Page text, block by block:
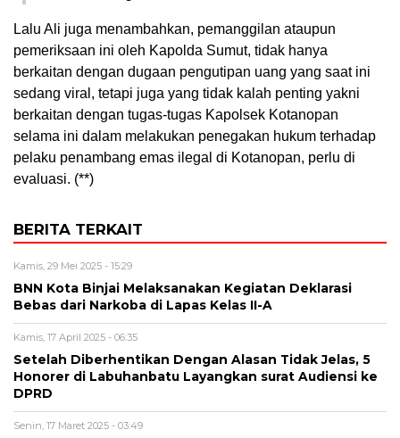
Lalu Ali juga menambahkan, pemanggilan ataupun
pemeriksaan ini oleh Kapolda Sumut, tidak hanya
berkaitan dengan dugaan pengutipan uang yang saat ini
sedang viral, tetapi juga yang tidak kalah penting yakni
berkaitan dengan tugas-tugas Kapolsek Kotanopan
selama ini dalam melakukan penegakan hukum terhadap
pelaku penambang emas ilegal di Kotanopan, perlu di
evaluasi. (**)
BERITA TERKAIT
Kamis, 29 Mei 2025 - 15:29
BNN Kota Binjai Melaksanakan Kegiatan Deklarasi
Bebas dari Narkoba di Lapas Kelas II-A
Kamis, 17 April 2025 - 06:35
Setelah Diberhentikan Dengan Alasan Tidak Jelas, 5
Honorer di Labuhanbatu Layangkan surat Audiensi ke
DPRD
Senin, 17 Maret 2025 - 03:49